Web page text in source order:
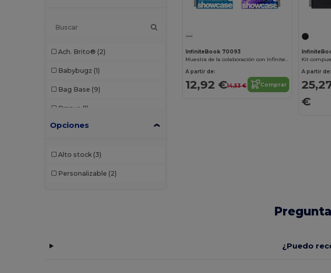
Ach. Brito® (2)
Babybugz (1)
Bag Base (9)
Branve (1)
Buff (1)
Opciones
Alto stock (3)
Personalizable (2)
InfiniteBook 70093
Muestra de la colaboración con Infinitebook
A partir de:
12,92 €14,53 € Comprar
A partir de:
€
¿Puedo